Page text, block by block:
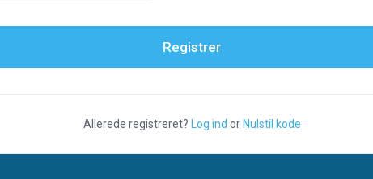
Registrer
Allerede registreret? Log ind or Nulstil kode